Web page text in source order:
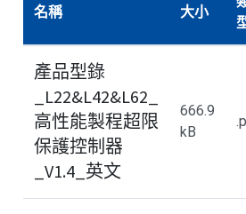
名稱 大小
產品型錄
_L22&L42&L62_
高性能製程超限
保護控制器
_V1.4_英文
666.9
kB